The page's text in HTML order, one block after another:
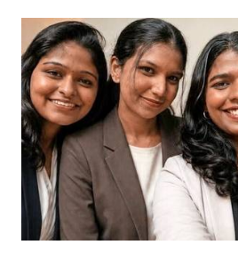
Nach Betrug: Azubis der